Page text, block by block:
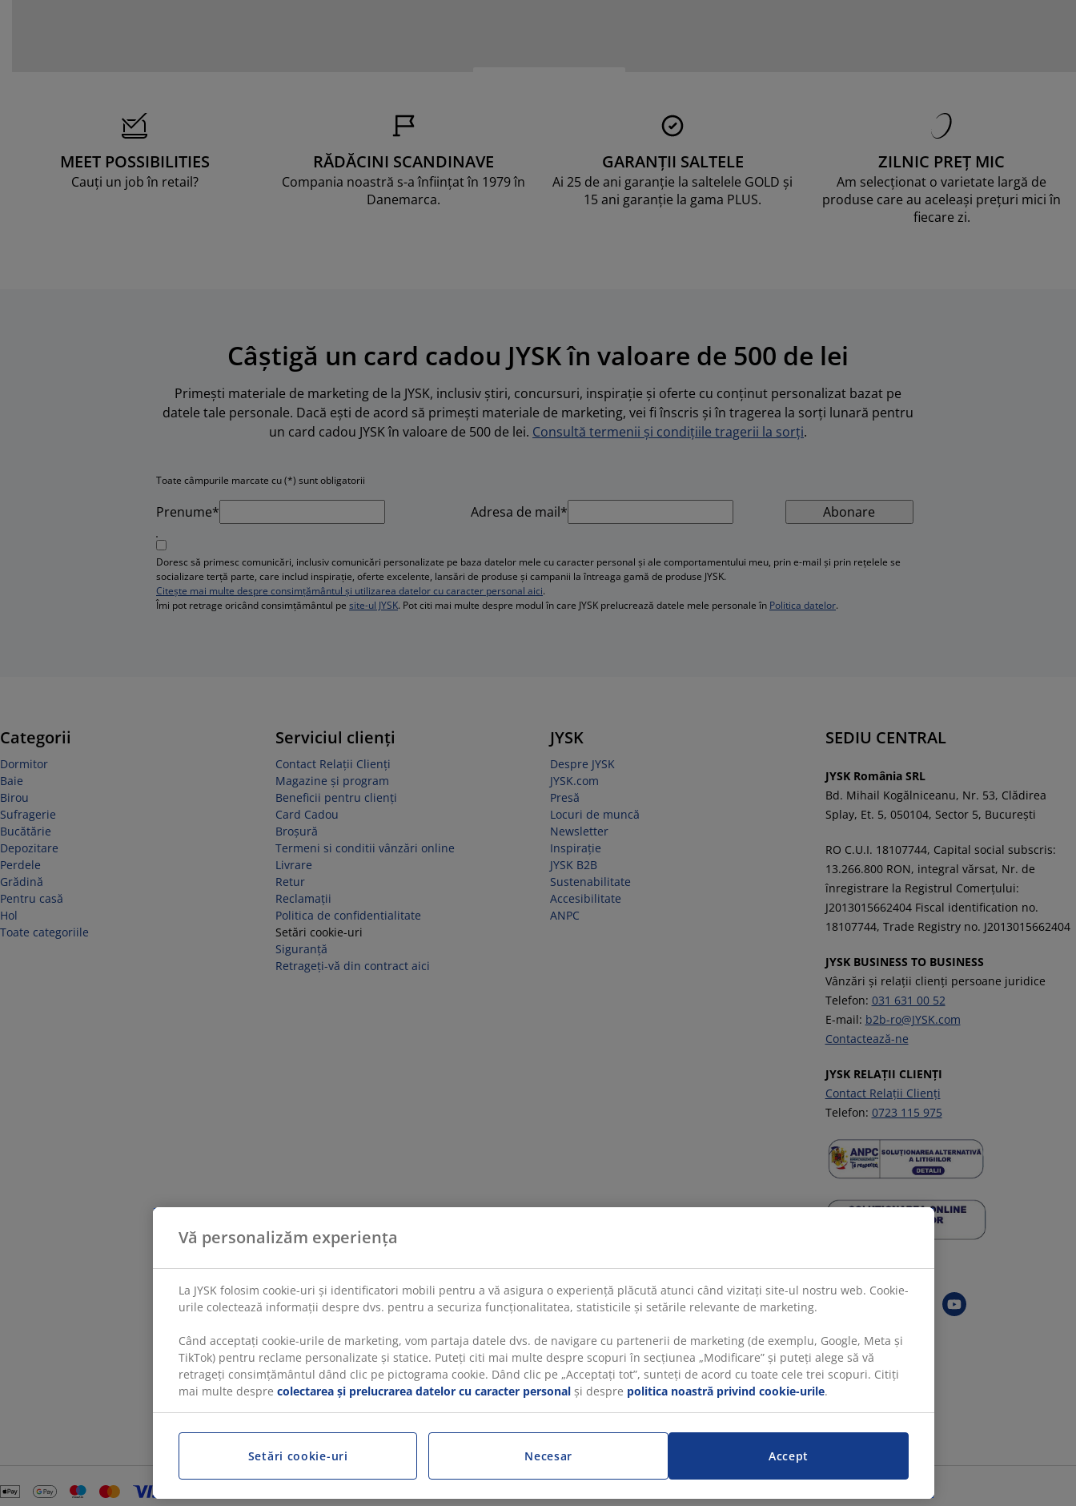
MEET POSSIBILITIES
Cauți un job în retail?
RĂDĂCINI SCANDINAVE
Compania noastră s-a înființat în 1979 în
Danemarca.
GARANȚII SALTELE
Ai 25 de ani garanție la saltelele GOLD și
15 ani garanție la gama PLUS.
ZILNIC PREȚ MIC
Am selecționat o varietate largă de
produse care au aceleași prețuri mici în
fiecare zi.
Câștigă un card cadou JYSK în valoare de 500 de lei
Primești materiale de marketing de la JYSK, inclusiv știri, concursuri, inspirație și oferte cu conținut personalizat bazat pe
datele tale personale. Dacă ești de acord să primești materiale de marketing, vei fi înscris și în tragerea la sorți lunară pentru
un card cadou JYSK în valoare de 500 de lei. Consultă termenii și condițiile tragerii la sorți.
Toate câmpurile marcate cu (*) sunt obligatorii
Prenume* Adresa de mail* Abonare
Doresc să primesc comunicări, inclusiv comunicări personalizate pe baza datelor mele cu caracter personal și ale comportamentului meu, prin e-mail și prin rețelele se
socializare terță parte, care includ inspirație, oferte excelente, lansări de produse și campanii la întreaga gamă de produse JYSK.
Citește mai multe despre consimțământul și utilizarea datelor cu caracter personal aici.
Îmi pot retrage oricând consimțământul pe site-ul JYSK. Pot citi mai multe despre modul în care JYSK prelucrează datele mele personale în Politica datelor.
Categorii
Dormitor
Baie
Birou
Sufragerie
Bucătărie
Depozitare
Perdele
Grădină
Pentru casă
Hol
Toate categoriile
Serviciul clienți
Contact Relații Clienți
Magazine și program
Beneficii pentru clienți
Card Cadou
Broșură
Termeni si conditii vânzări online
Livrare
Retur
Reclamaţii
Politica de confidentialitate
Setări cookie-uri
Siguranță
Retrageți-vă din contract aici
JYSK
Despre JYSK
JYSK.com
Presă
Locuri de muncă
Newsletter
Inspirație
JYSK B2B
Sustenabilitate
Accesibilitate
ANPC
SEDIU CENTRAL
JYSK România SRL
Bd. Mihail Kogălniceanu, Nr. 53, Clădirea
Splay, Et. 5, 050104, Sector 5, București
RO C.U.I. 18107744, Capital social subscris:
13.266.800 RON, integral vărsat, Nr. de
înregistrare la Registrul Comerţului:
J2013015662404 Fiscal identification no.
18107744, Trade Registry no. J2013015662404
JYSK BUSINESS TO BUSINESS
Vânzări și relații clienți persoane juridice
Telefon: 031 631 00 52
E-mail: b2b-ro@JYSK.com
Contactează-ne
JYSK RELAȚII CLIENȚI
Contact Relații Clienți
Telefon: 0723 115 975
Urmărește JYSK
Vă personalizăm experiența
La JYSK folosim cookie-uri și identificatori mobili pentru a vă asigura o experiență plăcută atunci când vizitați site-ul nostru web. Cookie-
urile colectează informații despre dvs. pentru a securiza funcționalitatea, statisticile și setările relevante de marketing.
Când acceptați cookie-urile de marketing, vom partaja datele dvs. de navigare cu partenerii de marketing (de exemplu, Google, Meta și
TikTok) pentru reclame personalizate și statice. Puteți citi mai multe despre scopuri în secțiunea „Modificare” și puteți alege să vă
retrageți consimțământul dând clic pe pictograma cookie. Dând clic pe „Acceptați tot”, sunteți de acord cu toate cele trei scopuri. Citiți
mai multe despre colectarea și prelucrarea datelor cu caracter personal și despre politica noastră privind cookie-urile.
Accept
Setări cookie-uri Necesar